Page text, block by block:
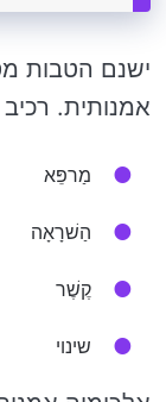
ישנם הטבות
אמנותית.
מַרפֵּא
הַשׁרָאָה
קֶשֶׁר
שינוי